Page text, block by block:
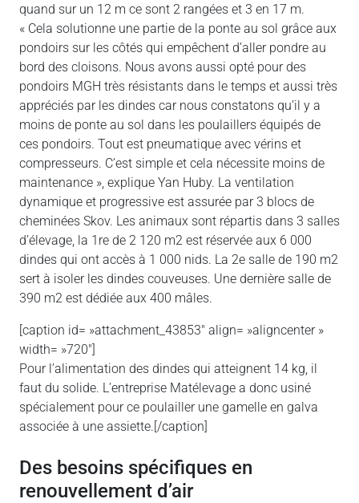
quand sur un 12 m ce sont 2 rangées et 3 en 17 m.
« Cela solutionne une partie de la ponte au sol grâce aux
pondoirs sur les côtés qui empêchent d’aller pondre au
bord des cloisons. Nous avons aussi opté pour des
pondoirs MGH très résistants dans le temps et aussi très
appréciés par les dindes car nous constatons qu’il y a
moins de ponte au sol dans les poulaillers équipés de
ces pondoirs. Tout est pneumatique avec vérins et
compresseurs. C’est simple et cela nécessite moins de
maintenance », explique Yan Huby. La ventilation
dynamique et progressive est assurée par 3 blocs de
cheminées Skov. Les animaux sont répartis dans 3 salles
d’élevage, la 1re de 2 120 m2 est réservée aux 6 000
dindes qui ont accès à 1 000 nids. La 2e salle de 190 m2
sert à isoler les dindes couveuses. Une dernière salle de
390 m2 est dédiée aux 400 mâles.
[caption id= »attachment_43853″ align= »aligncenter »
width= »720″]
Pour l’alimentation des dindes qui atteignent 14 kg, il
faut du solide. L’entreprise Matélevage a donc usiné
spécialement pour ce poulailler une gamelle en galva
associée à une assiette.[/caption]
Des besoins spécifiques en
renouvellement d’air